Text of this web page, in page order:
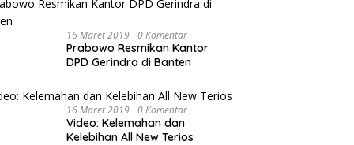
16 Maret 2019 0 Komentar
Prabowo Resmikan Kantor
DPD Gerindra di Banten
16 Maret 2019 0 Komentar
Video: Kelemahan dan
Kelebihan All New Terios